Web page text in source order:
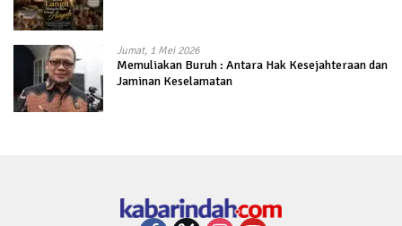
Jumat, 1 Mei 2026
Memuliakan Buruh : Antara Hak Kesejahteraan dan
Jaminan Keselamatan